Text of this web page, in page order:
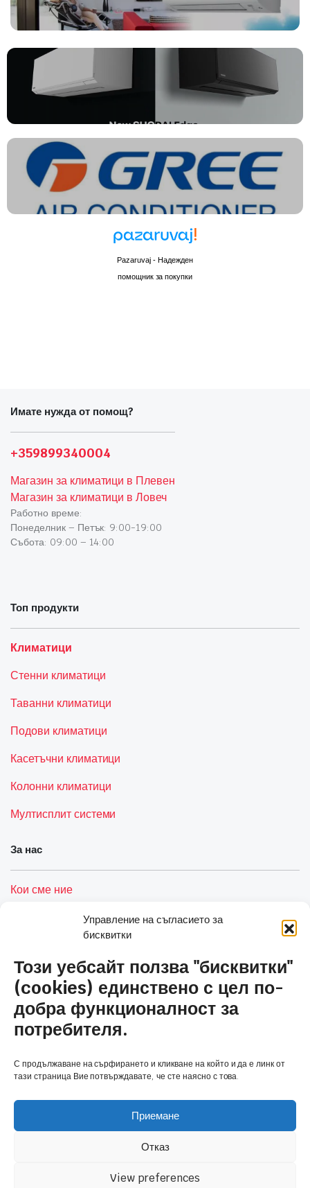
Управление на съгласието за
бисквитки
Този уебсайт ползва "бисквитки"
(cookies) единствено с цел по-
добра функционалност за
потребителя.
С продължаване на сърфирането и кликване на който и да е линк от
тази страница Вие потвърждавате, че сте наясно с това.
Приемане
Отказ
View preferences
Pazaruvaj - Надежден
помощник за покупки
Имате нужда от помощ?
+359899340004
Магазин за климатици в Плевен
Магазин за климатици в Ловеч
Работно време:
Понеделник – Петък: 9:00-19:00
Събота: 09:00 – 14:00
Топ продукти
Климатици
Стенни климатици
Таванни климатици
Подови климатици
Касетъчни климатици
Колонни климатици
Мултисплит системи
За нас
Кои сме ние
Полезни връзки
Общи условия и политика за сигурност
Количка
Copyright 2026 © Антим Клима 2020 ЕООД, powered by Angelov.PRO